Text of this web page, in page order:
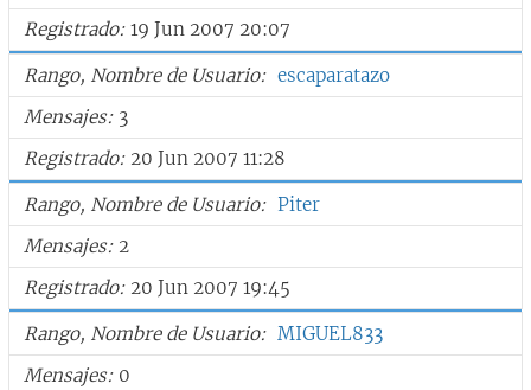
Registrado 19 Jun 2007 20:07
Rango, Nombre de Usuario
escaparatazo
Mensajes 3
Registrado 20 Jun 2007 11:28
Rango, Nombre de Usuario
Piter
Mensajes 2
Registrado 20 Jun 2007 19:45
Rango, Nombre de Usuario
MIGUEL833
Mensajes 0